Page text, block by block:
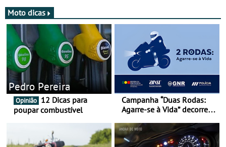
Moto dicas
Pedro Pereira
Opinião
poupar combustível
Campanha “Duas Rodas:
Agarre-se à Vida” decorre